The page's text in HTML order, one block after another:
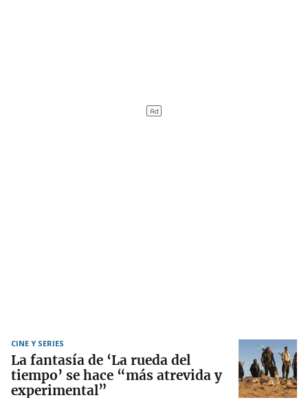
CINE Y SERIES
La fantasía de ‘La rueda del
tiempo’ se hace “más atrevida y
experimental”